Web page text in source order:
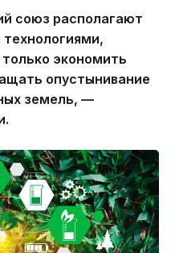
союз располагают
экономить
опустынивание
земель, —